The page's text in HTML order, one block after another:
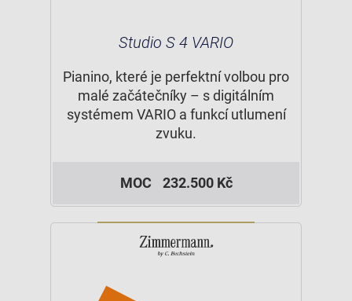
Studio S 4 VARIO
Pianino, které je perfektní volbou pro
malé začátečníky – s digitálním
systémem VARIO a funkcí utlumení
zvuku.
MOC 232.500 Kč